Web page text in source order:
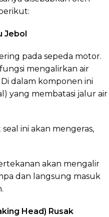
Jebol
pada sepeda motor.
mengalirkan air
dalam komponen ini
yang membatasi jalur air
ini akan mengeras,
akan mengalir
dan langsung masuk
Head) Rusak